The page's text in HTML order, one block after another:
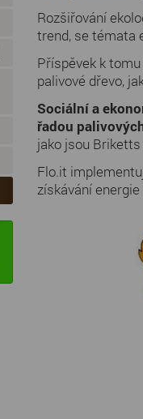
Rozšiřování
trend, se témata
Příspěvek k
palivové dřevo,
Sociální a
řadou
jako jsou
Flo.it
získávání